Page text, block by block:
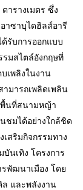
ารางเมตร ซึ่ง
าซาบุไดฮิลส์อารี
รับการออกแบบ
รมสไตล์อังกฤษที่
เพลิงในงาน
มารถเพลิดเพลิน
พื้นที่สนามหญ้า
ชมได้อย่างใกล้ชิด
สริมกิจกรรมทาง
นเทิง โครงการ
พัฒนาเมือง โดย
ล และพลังงาน